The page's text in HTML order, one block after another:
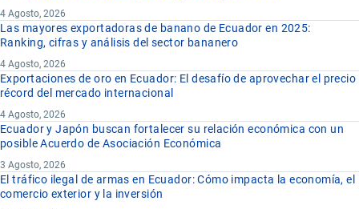
4 Agosto, 2026
Las mayores exportadoras de banano de Ecuador en 2025:
Ranking, cifras y análisis del sector bananero
4 Agosto, 2026
Exportaciones de oro en Ecuador: El desafío de aprovechar el precio
récord del mercado internacional
4 Agosto, 2026
Ecuador y Japón buscan fortalecer su relación económica con un
posible Acuerdo de Asociación Económica
3 Agosto, 2026
El tráfico ilegal de armas en Ecuador: Cómo impacta la economía, el
comercio exterior y la inversión